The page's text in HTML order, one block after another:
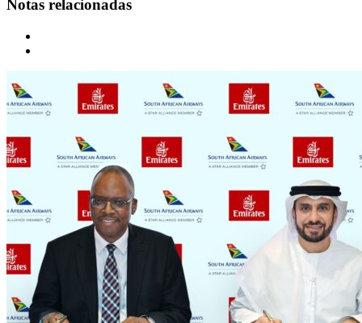
Notas relacionadas